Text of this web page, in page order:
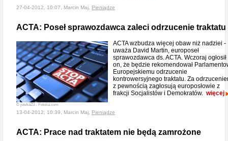
27-04-2012, 10:07, Marcin Maj, Pieniądze
ACTA: Poseł sprawozdawca zaleci odrzucenie traktatu
© jowka23 - Fotolia.com
ACTA wzbudza więcej obaw niż nadziei -
uważa David Martin, europoseł
sprawozdawca ds. ACTA. Wczoraj ogłosił
on, że będzie rekomendował
Europejskiemu odrzucenie
kontrowersyjnego traktatu. Za
z pewnością zagłosują europosłowie z
frakcji Socjalistów i Demokratów. więcej
13-04-2012, 10:39, Marcin Maj, Pieniądze
ACTA: Prace nad traktatem nie będą zamrożone